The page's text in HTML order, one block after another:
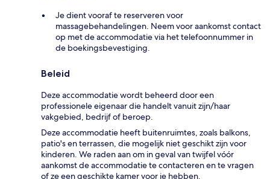
Je dient vooraf te reserveren voor
massagebehandelingen. Neem voor aankomst contact
op met de accommodatie via het telefoonnummer in
de boekingsbevestiging.
Beleid
Deze accommodatie wordt beheerd door een
professionele eigenaar die handelt vanuit zijn/haar
vakgebied, bedrijf of beroep.
Deze accommodatie heeft buitenruimtes, zoals balkons,
patio's en terrassen, die mogelijk niet geschikt zijn voor
kinderen. We raden aan om in geval van twijfel vóór
aankomst de accommodatie te contacteren en te vragen
of ze een geschikte kamer voor je hebben.